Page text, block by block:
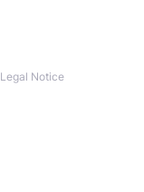
Legal Notice